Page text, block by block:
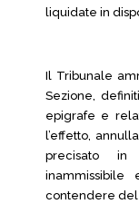
liquidate in
Il Tribunale
Sezione,
epigrafe e
l’effetto,
precisato in
contendere del